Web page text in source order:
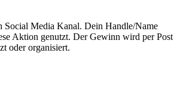
Social Media Kanal. Dein Handle/Name
Aktion genutzt. Der Gewinn wird per Post
oder organisiert.